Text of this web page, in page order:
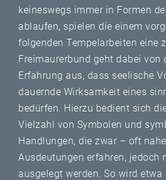
keineswegs immer in Formen
ablaufen, spielen die einem
folgenden Tempelarbeiten eine
Freimaurerbund geht dabei von
Erfahrung aus, dass seelische
dauernde Wirksamkeit eines
bedürfen. Hierzu bedient sich
Vielzahl von Symbolen und
Handlungen, die zwar – oft
Ausdeutungen erfahren, jedoch
ausgelegt werden. So wird etwa